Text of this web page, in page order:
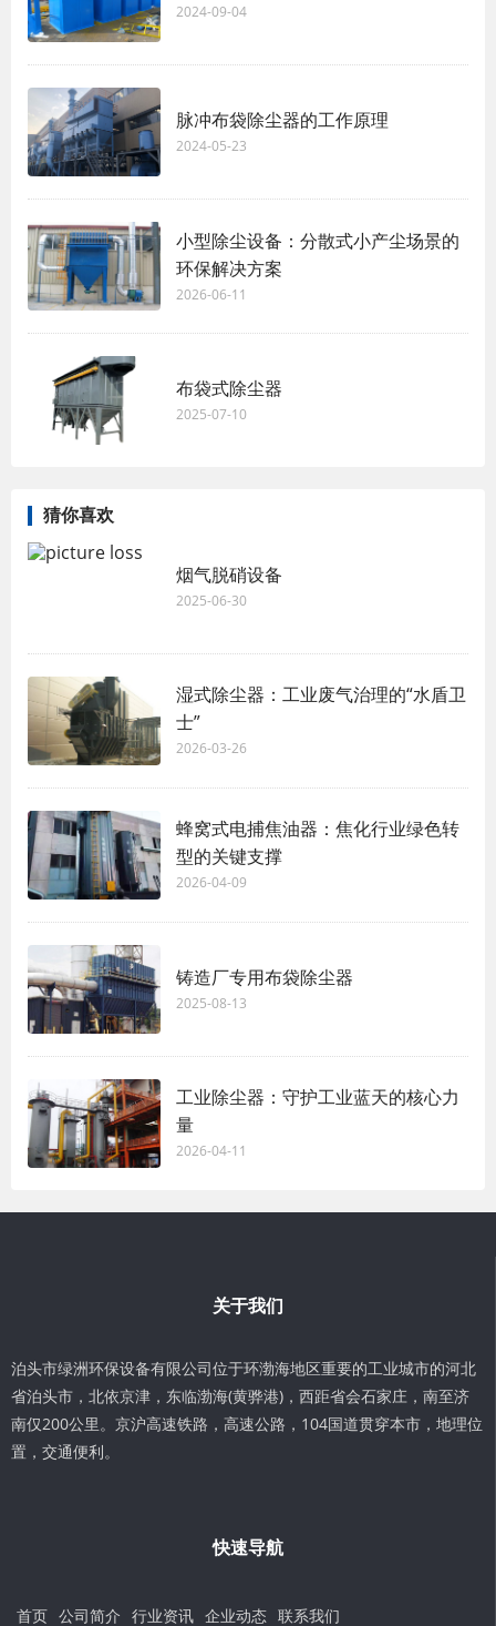
2024-09-04
脉冲布袋除尘器的工作原理
2024-05-23
小型除尘设备：分散式小产尘场景的
环保解决方案
2026-06-11
布袋式除尘器
2025-07-10
猜你喜欢
烟气脱硝设备
2025-06-30
湿式除尘器：工业废气治理的“水盾卫
士”
2026-03-26
蜂窝式电捕焦油器：焦化行业绿色转
型的关键支撑
2026-04-09
铸造厂专用布袋除尘器
2025-08-13
工业除尘器：守护工业蓝天的核心力
量
2026-04-11
关于我们
泊头市绿洲环保设备有限公司位于环渤海地区重要的工业城市的河北
省泊头市，北依京津，东临渤海(黄骅港)，西距省会石家庄，南至济
南仅200公里。京沪高速铁路，高速公路，104国道贯穿本市，地理位
置，交通便利。
快速导航
首页 公司简介 行业资讯 企业动态 联系我们